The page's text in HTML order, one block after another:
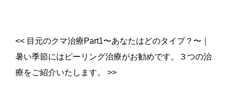
<<目元のクマ治療Part1〜あなたはどのタイプ？〜
暑い季節にはピーリング治療がお勧めです。３つの治
療をご紹介いたします。 >>